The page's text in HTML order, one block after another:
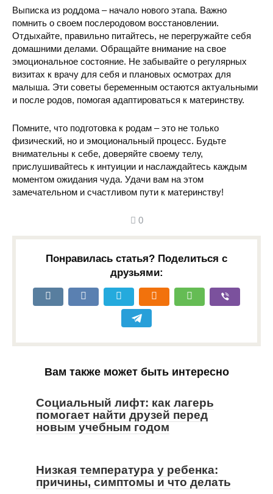
Выписка из роддома – начало нового этапа. Важно
помнить о своем послеродовом восстановлении.
Отдыхайте, правильно питайтесь, не перегружайте себя
домашними делами. Обращайте внимание на свое
эмоциональное состояние. Не забывайте о регулярных
визитах к врачу для себя и плановых осмотрах для
малыша. Эти советы беременным остаются актуальными
и после родов, помогая адаптироваться к материнству.
Помните, что подготовка к родам – это не только
физический, но и эмоциональный процесс. Будьте
внимательны к себе, доверяйте своему телу,
прислушивайтесь к интуиции и наслаждайтесь каждым
моментом ожидания чуда. Удачи вам на этом
замечательном и счастливом пути к материнству!
0
Понравилась статья? Поделиться с
друзьями:
Вам также может быть интересно
Социальный лифт: как лагерь
помогает найти друзей перед
новым учебным годом
Низкая температура у ребенка:
причины, симптомы и что делать